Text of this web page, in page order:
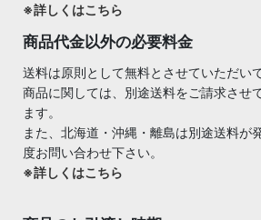
※詳しくはこちら
商品代金以外の必要料金
送料は原則として無料とさせていただい
商品に関しては、別途送料をご請求させ
ます。
また、北海道・沖縄・離島は別途送料が
度お問い合わせ下さい。
※詳しくはこちら